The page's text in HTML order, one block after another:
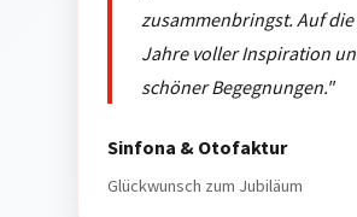
zusammenbringst. Auf
Jahre voller Inspiration
schöner Begegnungen."
Sinfona & Otofaktur
Glückwunsch zum Jubiläum